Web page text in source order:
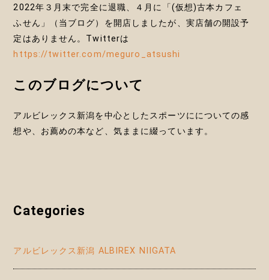
2022年３月末で完全に退職、４月に「(仮想)古本カフェ
ふせん」（当ブログ）を開店しましたが、実店舗の開設予
定はありません。Twitterは
https://twitter.com/meguro_atsushi
このブログについて
アルビレックス新潟を中心としたスポーツにについての感
想や、お薦めの本など、気ままに綴っています。
Categories
アルビレックス新潟 ALBIREX NIIGATA